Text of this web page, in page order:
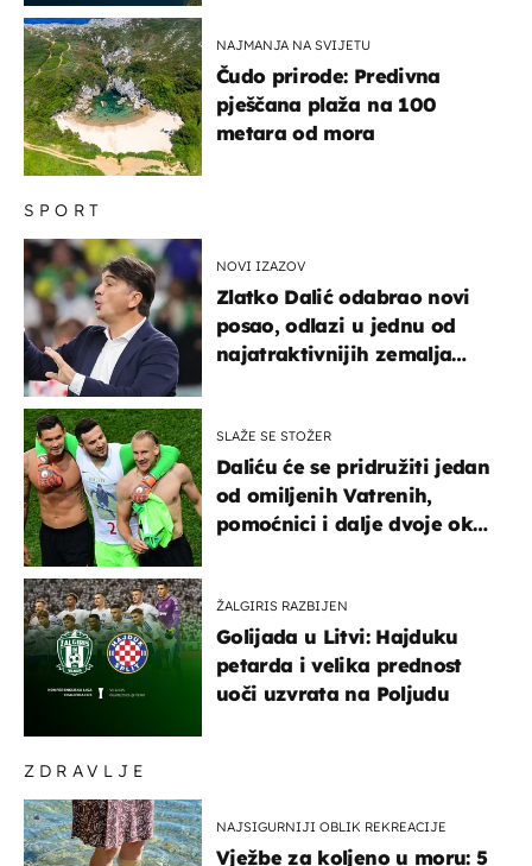
ZDRAVLJE
NAJSIGURNIJI OBLIK REKREACIJE
Vježbe za koljeno u moru: 5
SPORT
NOVI IZAZOV
Zlatko Dalić odabrao novi
posao, odlazi u jednu od
najatraktivnijih zemalja
SLAŽE SE STOŽER
Daliću će se pridružiti jedan
od omiljenih Vatrenih,
pomoćnici i dalje dvoje oko
ŽALGIRIS RAZBIJEN
Golijada u Litvi: Hajduku
petarda i velika prednost
uoči uzvrata na Poljudu
NAJMANJA NA SVIJETU
Čudo prirode: Predivna
pješčana plaža na 100
metara od mora